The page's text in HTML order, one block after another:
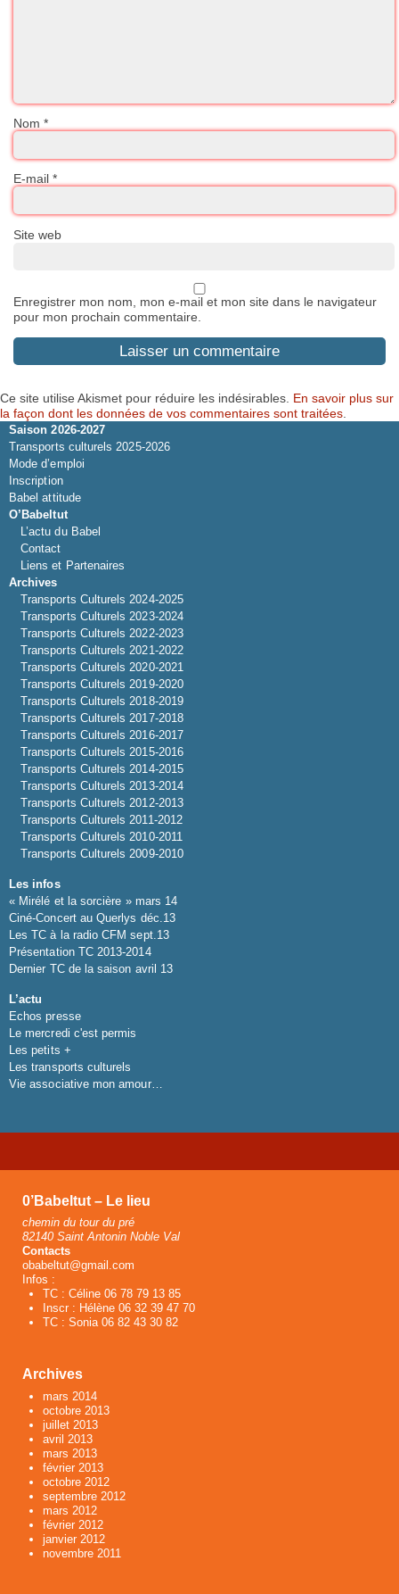
Nom *
E-mail *
Site web
Enregistrer mon nom, mon e-mail et mon site dans le navigateur
pour mon prochain commentaire.
Ce site utilise Akismet pour réduire les indésirables. En savoir plus sur
la façon dont les données de vos commentaires sont traitées.
Saison 2026-2027
Transports culturels 2025-2026
Mode d’emploi
Inscription
Babel attitude
O’Babeltut
L’actu du Babel
Contact
Liens et Partenaires
Archives
Transports Culturels 2024-2025
Transports Culturels 2023-2024
Transports Culturels 2022-2023
Transports Culturels 2021-2022
Transports Culturels 2020-2021
Transports Culturels 2019-2020
Transports Culturels 2018-2019
Transports Culturels 2017-2018
Transports Culturels 2016-2017
Transports Culturels 2015-2016
Transports Culturels 2014-2015
Transports Culturels 2013-2014
Transports Culturels 2012-2013
Transports Culturels 2011-2012
Transports Culturels 2010-2011
Transports Culturels 2009-2010
Les infos
« Mirélé et la sorcière » mars 14
Ciné-Concert au Querlys déc.13
Les TC à la radio CFM sept.13
Présentation TC 2013-2014
Dernier TC de la saison avril 13
L’actu
Echos presse
Le mercredi c'est permis
Les petits +
Les transports culturels
Vie associative mon amour…
0’Babeltut – Le lieu
chemin du tour du pré
82140 Saint Antonin Noble Val
Contacts
obabeltut@gmail.com
Infos :
TC : Céline 06 78 79 13 85
Inscr : Hélène 06 32 39 47 70
TC : Sonia 06 82 43 30 82
Archives
mars 2014
octobre 2013
juillet 2013
avril 2013
mars 2013
février 2013
octobre 2012
septembre 2012
mars 2012
février 2012
janvier 2012
novembre 2011